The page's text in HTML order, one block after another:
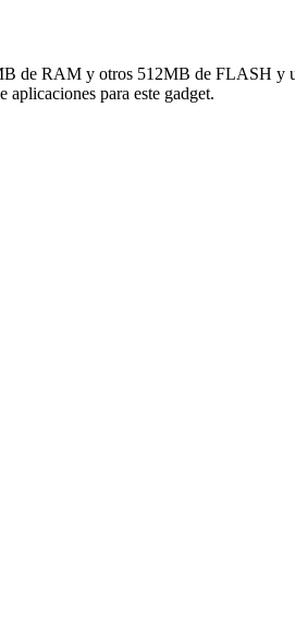
de RAM y otros 512MB de FLASH y
para este gadget.